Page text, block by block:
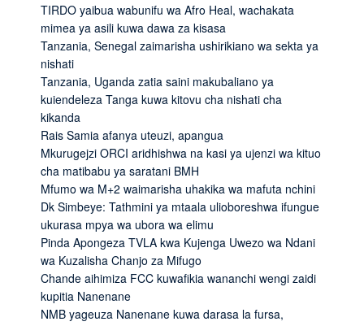
TIRDO yaibua wabunifu wa Afro Heal, wachakata
mimea ya asili kuwa dawa za kisasa
Tanzania, Senegal zaimarisha ushirikiano wa sekta ya
nishati
Tanzania, Uganda zatia saini makubaliano ya
kuiendeleza Tanga kuwa kitovu cha nishati cha
kikanda
Rais Samia afanya uteuzi, apangua
Mkurugejzi ORCI aridhishwa na kasi ya ujenzi wa kituo
cha matibabu ya saratani BMH
Mfumo wa M+2 waimarisha uhakika wa mafuta nchini
Dk Simbeye: Tathmini ya mtaala ulioboreshwa ifungue
ukurasa mpya wa ubora wa elimu
Pinda Apongeza TVLA kwa Kujenga Uwezo wa Ndani
wa Kuzalisha Chanjo za Mifugo
Chande aihimiza FCC kuwafikia wananchi wengi zaidi
kupitia Nanenane
NMB yageuza Nanenane kuwa darasa la fursa,